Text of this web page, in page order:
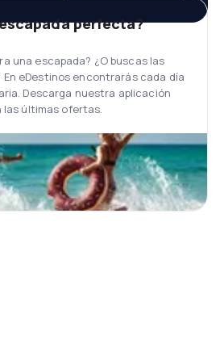
perfecta?
una escapada? ¿O buscas las
eDestinos encontrarás cada día
Descarga nuestra aplicación
las últimas ofertas.